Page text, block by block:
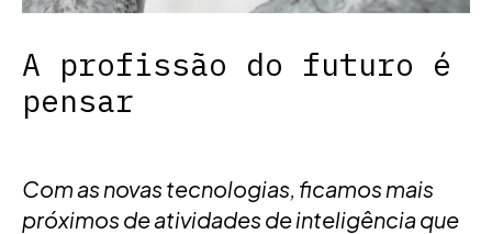
A profissão do futuro é
pensar
Com as novas tecnologias, ficamos mais
próximos de atividades de inteligência que